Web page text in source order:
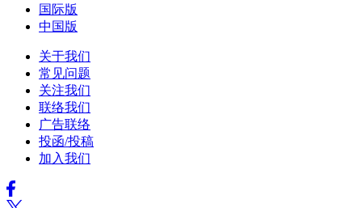
国际版
中国版
关于我们
常见问题
关注我们
联络我们
广告联络
投函/投稿
加入我们